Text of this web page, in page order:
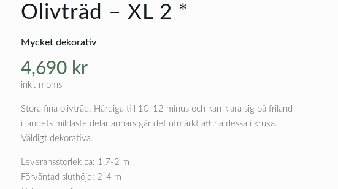
Olivträd – XL 2 *
Mycket dekorativ
4,690 kr
inkl. moms
Stora fina olivträd. Härdiga till 10-12 minus och kan klara sig på friland
i landets mildaste delar annars går det utmärkt att ha dessa i kruka.
Väldigt dekorativa.
Leveransstorlek ca: 1,7-2 m
Förväntad sluthöjd: 2-4 m